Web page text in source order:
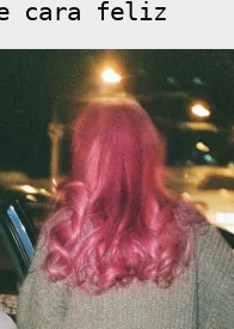
cara feliz